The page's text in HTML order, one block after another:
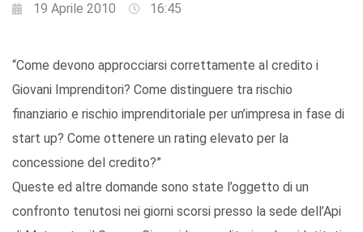
19 Aprile 2010 16:45
“Come devono approcciarsi correttamente al credito i
Giovani Imprenditori? Come distinguere tra rischio
finanziario e rischio imprenditoriale per un’impresa in fase di
start up? Come ottenere un rating elevato per la
concessione del credito?”
Queste ed altre domande sono state l’oggetto di un
confronto tenutosi nei giorni scorsi presso la sede dell’Api